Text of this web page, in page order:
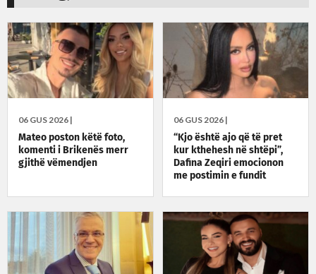
06 GUS 2026 |
Mateo poston këtë foto,
komenti i Brikenës merr
gjithë vëmendjen
06 GUS 2026 |
“Kjo është ajo që të pret
kur kthehesh në shtëpi”,
Dafina Zeqiri emocionon
me postimin e fundit